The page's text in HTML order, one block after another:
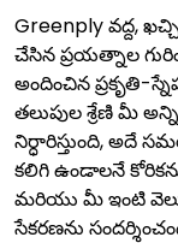
Greenply వద్ద,
చేసిన ప్రయత్నాల
అందించిన ప్రకృతి-
తలుపుల శ్రేణి మీ
నిర్ధారిస్తుంది, అదే
కలిగి ఉండాలనే
మరియు మీ ఇంటి
సేకరణను